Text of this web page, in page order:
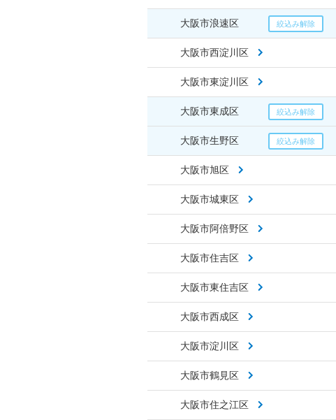
大阪市浪速区
大阪市西淀川区
大阪市東淀川区
大阪市東成区
大阪市生野区
大阪市旭区
大阪市城東区
大阪市阿倍野区
大阪市住吉区
大阪市東住吉区
大阪市西成区
大阪市淀川区
大阪市鶴見区
大阪市住之江区